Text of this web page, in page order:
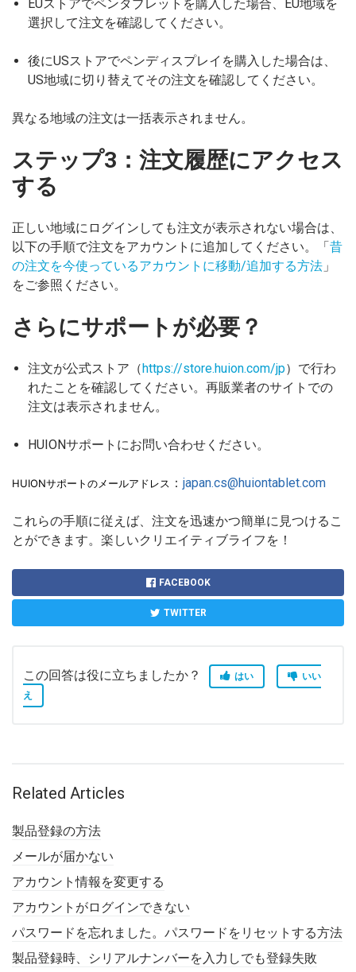
EUストアでペンタブレットを購入した場合、EU地域を
選択して注文を確認してください。
後にUSストアでペンディスプレイを購入した場合は、
US地域に切り替えてその注文を確認してください。
異なる地域の注文は一括表示されません。
ステップ3：注文履歴にアクセス
する
正しい地域にログインしても注文が表示されない場合は、
以下の手順で注文をアカウントに追加してください。「昔
の注文を今使っているアカウントに移動/追加する方法 」
をご参照ください。
さらにサポートが必要？
注文が公式ストア（https://store.huion.com/jp）で行わ
れたことを確認してください。再販業者のサイトでの
注文は表示されません。
HUIONサポートにお問い合わせください。
HUIONサポートのメールアドレス ： japan.cs@huiontablet.com
これらの手順に従えば、注文を迅速かつ簡単に見つけるこ
とができます。楽しいクリエイティブライフを！
FACEBOOK
TWITTER
この回答は役に立ちましたか？ はい
いい
え
Related Articles
製品登録の方法
メールが届かない
アカウント情報を変更する
アカウントがログインできない
パスワードを忘れました。パスワードをリセットする方法
製品登録時、シリアルナンバーを入力しでも登録失敗